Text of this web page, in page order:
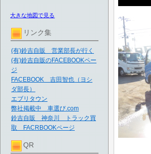
大きな地図で見る
リンク集
(有)鈴吉自販 営業部長が行く
(有)鈴吉自販のFACEBOOKペー
ジ
FACEBOOK 吉田智也（ヨシ
ダ部長）
エブリタウン
弊社掲載中 車選び.com
鈴吉自販 神奈川 トラック買
取 FACRBOOKページ
QR